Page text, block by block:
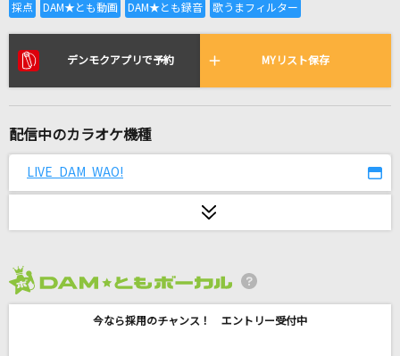
全国りれき
リアルタイムで歌われている曲の一覧
[生音]ひまわりの約束
恋月夜
THE ORAL CIGARETTES
デンモクアプリで予約 MYリスト保存
配信中のカラオケ機種
LIVE DAM WAO!
今なら採用のチャンス！ エントリー受付中